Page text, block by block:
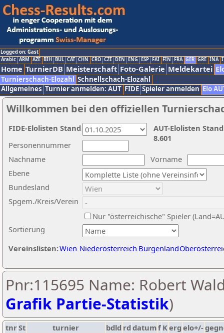
Logged on: Gast
Arabic ARM AZE BIH BUL CAT CHN CRO CZE DEN ENG ESP FAI FIN FRA GER GRE INA
Home TurnierDB Meisterschaft Foto-Galerie Meldekartei
Turnierschach-Elozahl Schnellschach-Elozahl
Allgemeines Turnier anmelden: AUT FIDE Spieler anmelden Elo
Willkommen bei den offiziellen
Nachname
Vorname
Ebene
Sortierung
Personennummer
Bundesland
Spgem./Kreis/Verein
Nur "österreichische" Spieler
Vereinslisten:Wien Niederösterreich Burgenland
AUT-Elolisten
8.601
FIDE-Elolisten Stand
Pnr:115695 Name: Robert
Grafik Partie-Statistik)
tnrSt turnier bdld rd datumf Kerg elo+/-